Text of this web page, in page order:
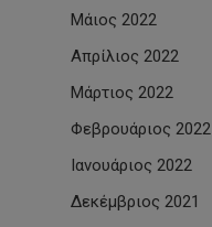
Μάιος 2022
Απρίλιος 2022
Μάρτιος 2022
Φεβρουάριος 2022
Ιανουάριος 2022
Δεκέμβριος 2021